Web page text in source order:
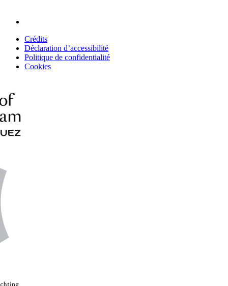
Crédits
Déclaration d’accessibilité
Politique de confidentialité
Cookies